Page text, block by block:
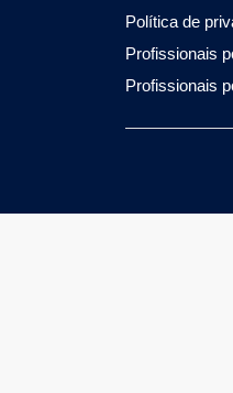
Política de
Profissionais
Profissionais